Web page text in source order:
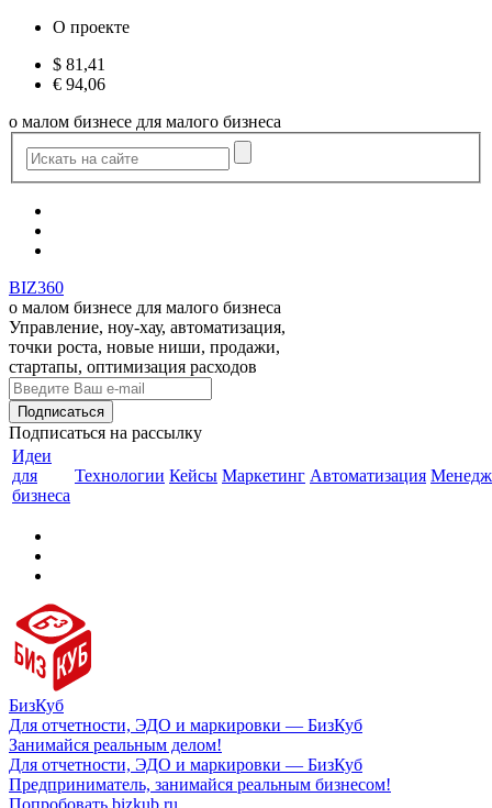
О проекте
$ 81,41
€ 94,06
о малом бизнесе для малого бизнеса
BIZ360
о малом бизнесе для малого бизнеса
Управление, ноу-хау, автоматизация,
точки роста, новые ниши, продажи,
стартапы, оптимизация расходов
Подписаться на рассылку
Идеи
для
бизнеса
Технологии Кейсы Маркетинг Автоматизация
БизКуб
Для отчетности, ЭДО и маркировки — БизКуб
Занимайся реальным делом!
Для отчетности, ЭДО и маркировки — БизКуб
Предприниматель, занимайся реальным бизнесом!
Попробовать bizkub.ru